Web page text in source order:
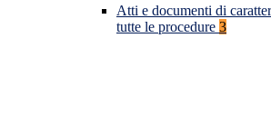
Atti e documenti di
tutte le procedure 3